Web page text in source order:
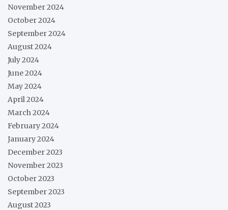
November 2024
October 2024
September 2024
August 2024
July 2024
June 2024
May 2024
April 2024
March 2024
February 2024
January 2024
December 2023
November 2023
October 2023
September 2023
August 2023